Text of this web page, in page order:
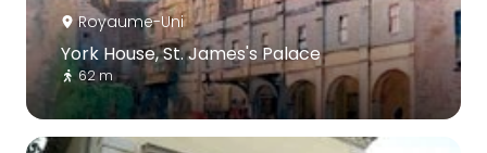
Royaume-Uni
York House, St. James's Palace
62 m